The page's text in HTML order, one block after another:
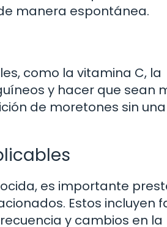
manera espontánea.
como la vitamina C, la
y hacer que sean
de moretones sin
es importante
Estos incluyen
y cambios en la